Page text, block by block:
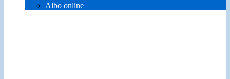
Albo online